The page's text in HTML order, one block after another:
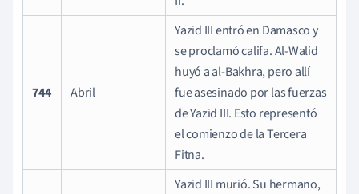
744 Abril
Yazid III entró en Damasco y
se proclamó califa. Al-Walid
huyó a al-Bakhra, pero allí
fue asesinado por las fuerzas
de Yazid III. Esto representó
el comienzo de la Tercera
Fitna.
Yazid III murió. Su hermano,